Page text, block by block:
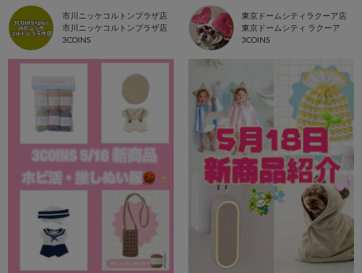
市川ニッケコルトンプラザ店
市川ニッケコルトンプラザ店
3COINS
東京ドームシティラクーア店
東京ドームシティ ラクーア
3COINS